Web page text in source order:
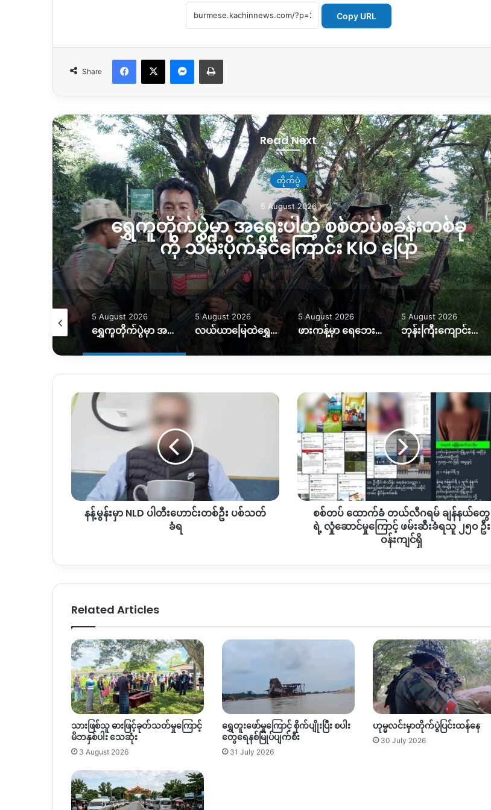
Copy URL
Share
Facebook
X Messenger
Print
Read Next
တိုက်ပွဲ
5 August 2026
ရွှေကူတိုက်ပွဲမှာ အရေးပါတဲ့ စစ်တပ်စခန်းတစ်ခု
ကို သိမ်းပိုက်နိုင်ကြောင်း KIO ပြော
5 August 2026
ရွှေကူတိုက်ပွဲမှာ အရေးပါတဲ့ စစ်တပ်စခန်းတစ်ခုကို သိမ်းပိုက်နိုင်ကြောင်း KIO ပြော
5 August 2026
လယ်ယာမြေထဲရွှေတူးဖော်နေတာကို ရပ်တန့်ပေးဖို့ဒေသခံတွေတောင်းဆိုနေ
5 August 2026
ဖားကန့်မှာ ရေဘေးထပ်ကြုံရတဲ့အခြေအနေဘယ်ရှိရှိနေသလဲ။
5 August 2026
ဘုန်းကြီးကျောင်းပေါက်ကွဲမှုဖြစ် အရပ်သားတစ်ဦးသေ၊သံဃာတစ်ပါးပျံလွန်တော်မူ
နန့်
မွန်း
ဟောင်း
ဦး
သတ်
နန့်မွန်းမှာ NLD ပါတီးဟောင်းတစ်ဦး ပစ်သတ်
ခံရ
စစ်တပ်
ထောက်ခံ
တယ်
လီ
ဂရမ်
ချန်
နယ်
တွေ
ရဲ့
ဆောင်
ဖမ်းဆီး
ဝန်းကျင်
ရှိ
စစ်တပ် ထောက်ခံ တယ်လီဂရမ် ချန်နယ်တွေ
ရဲ့ လှုံဆောင်မှုကြောင့် ဖမ်းဆီးခံရသူ ၂၅၀ ဦး
ဝန်းကျင်ရှိ
Related Articles
သားဖြစ်သူ ဓားဖြင့်ခုတ်သတ်မှုကြောင့်
မိဘနှစ်ပါး သေဆုံး
3 August 2026
ရွှေတူးဖော်မှုကြောင့် စိုက်ပျိုးပြီး စပါး
တွေရေနစ်မြုပ်ပျက်စီး
31 July 2026
ဟုမ္မလင်းမှာတိုက်ပွဲပြင်းထန်နေ
30 July 2026